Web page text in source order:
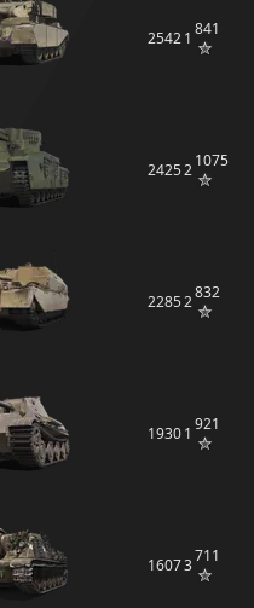
25421 841
242521075
22852832
19301 921
16073711